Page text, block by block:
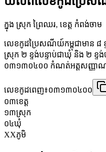
ក្នុង ស្រុក ព្រៃឈរ, ខេត្ត កំពង់ចាម
លេខកូដប្រៃសណីយ៍កម្ពុជាមាន ៨ ខ្ទ
ស្រុក ២ ខ្ទង់បន្ទាប់ជាឃុំ និង ២ ខ្ទ
០៣១៣០៤០០ កំណត់អត្តសញ្ញា
លេខកូដពេញ៖០៣១៣០៤០០
០៣ខេត្ត
១៣ស្រុក
០៤ឃុំ
XXភូមិ